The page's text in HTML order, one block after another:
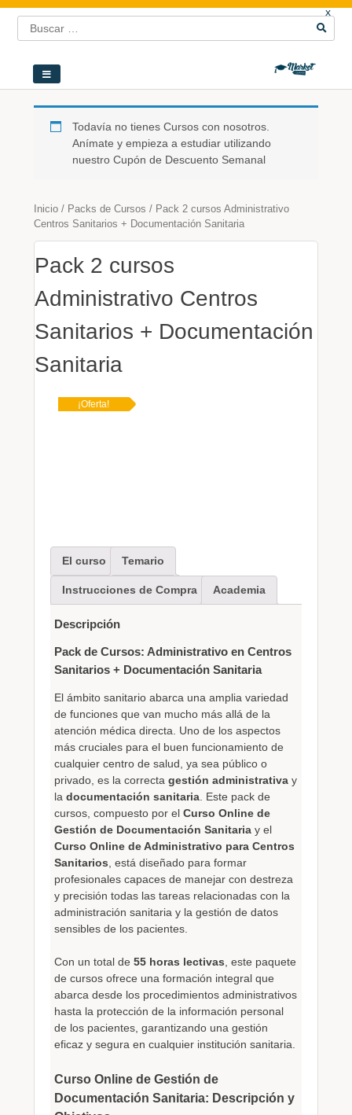
x
Todavía no tienes Cursos con nosotros.
Anímate y empieza a estudiar utilizando
nuestro Cupón de Descuento Semanal
Inicio/ Packs de Cursos / Pack 2 cursos Administrativo
Centros Sanitarios + Documentación Sanitaria
Pack 2 cursos
Administrativo Centros
Sanitarios + Documentación
Sanitaria
¡Oferta!
El curso Temario
Instrucciones de Compra Academia
Descripción
Pack de Cursos: Administrativo en Centros
Sanitarios + Documentación Sanitaria
El ámbito sanitario abarca una amplia variedad
de funciones que van mucho más allá de la
atención médica directa. Uno de los aspectos
más cruciales para el buen funcionamiento de
cualquier centro de salud, ya sea público o
privado, es la correcta gestión administrativay
la documentación sanitaria. Este pack de
cursos, compuesto por el Curso Online de
Gestión de Documentación Sanitariay el
Curso Online de Administrativo para Centros
Sanitarios, está diseñado para formar
profesionales capaces de manejar con destreza
y precisión todas las tareas relacionadas con la
administración sanitaria y la gestión de datos
sensibles de los pacientes.
Con un total de 55 horas lectivas, este paquete
de cursos ofrece una formación integral que
abarca desde los procedimientos administrativos
hasta la protección de la información personal
de los pacientes, garantizando una gestión
eficaz y segura en cualquier institución sanitaria.
Curso Online de Gestión de
Documentación Sanitaria: Descripción y